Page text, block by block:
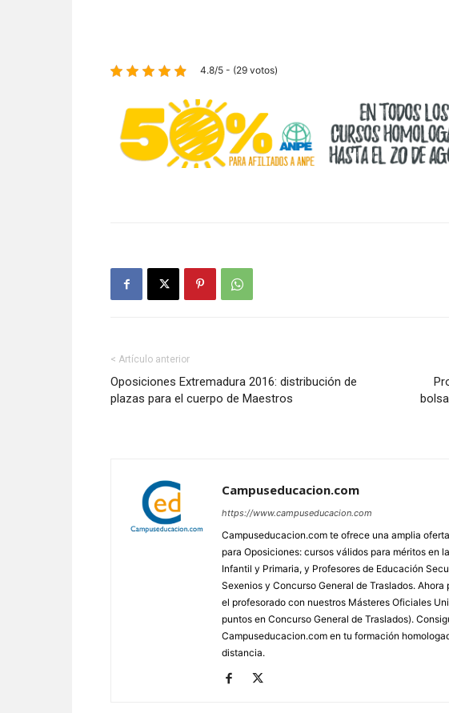
4.8/5 - (29 votos)
< Artículo anterior
Oposiciones Extremadura 2016: distribución de
plazas para el cuerpo de Maestros
Campuseducacion.com
https://www.campuseducacion.com
Campuseducacion.com te ofrece una amplia
para Oposiciones: cursos válidos para méritos en
Infantil y Primaria, y Profesores de Educación
Sexenios y Concurso General de Traslados.
el profesorado con nuestros Másteres Oficiales
puntos en Concurso General de Traslados).
Campuseducacion.com en tu formación
distancia.